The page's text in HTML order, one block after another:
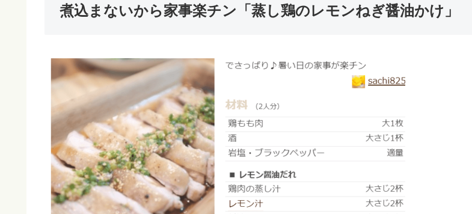
煮込まないから家事楽チン「蒸し鶏のレモンねぎ醤油かけ」